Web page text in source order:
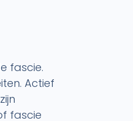
fascie.
Actief
fascie